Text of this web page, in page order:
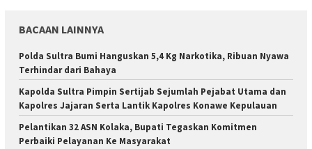
BACAAN LAINNYA
Polda Sultra Bumi Hanguskan 5,4 Kg Narkotika, Ribuan Nyawa
Terhindar dari Bahaya
Kapolda Sultra Pimpin Sertijab Sejumlah Pejabat Utama dan
Kapolres Jajaran Serta Lantik Kapolres Konawe Kepulauan
Pelantikan 32 ASN Kolaka, Bupati Tegaskan Komitmen
Perbaiki Pelayanan Ke Masyarakat